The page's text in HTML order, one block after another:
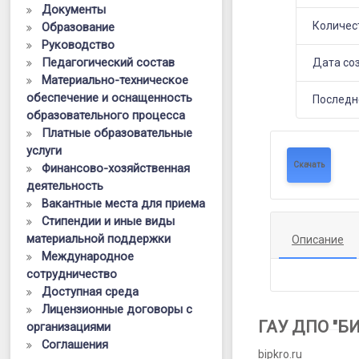
«Приемы
уроке
языка»
Дата
Скачать
Описание
ГАУ ДПО
bipkro.ru
Документы
Образование
Руководство
Педагогический состав
Материально-техническое
обеспечение и оснащенность
образовательного процесса
Платные образовательные
услуги
Финансово-хозяйственная
деятельность
Вакантные места для приема
Стипендии и иные виды
материальной поддержки
Международное
сотрудничество
Доступная среда
Лицензионные договоры с
организациями
Соглашения